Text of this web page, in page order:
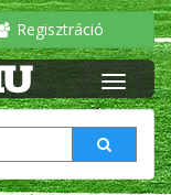
Regisztráció